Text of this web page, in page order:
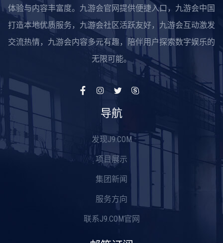
体验与内容丰富度。九游会官网提供便捷入口，九游会中国
打造本地优质服务，九游会社区活跃友好，九游会互动激发
交流热情，九游会内容多元有趣，陪伴用户探索数字娱乐的
无限可能。
导航
发现J9.COM
项目展示
集团新闻
服务方向
联系J9.COM官网